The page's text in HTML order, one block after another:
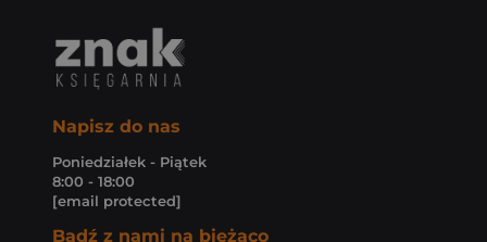
Napisz do nas
Poniedziałek - Piątek
8:00 - 18:00
[email protected]
Bądź z nami na bieżąco